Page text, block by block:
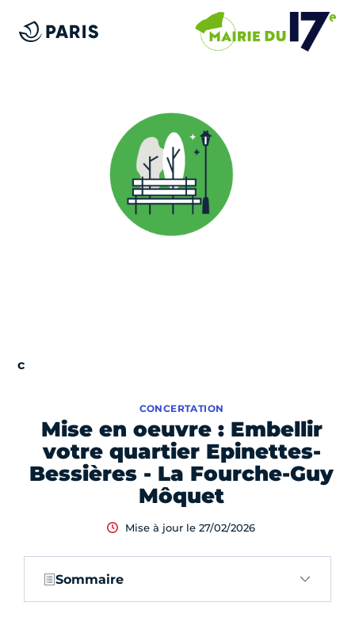
Mise en oeuvre : Embellir
votre quartier Epinettes-
Bessières - La Fourche-Guy
Môquet
CONCERTATION
Mise à jour le 27/02/2026
Sommaire